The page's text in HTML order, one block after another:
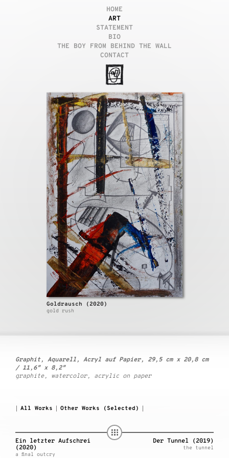
HOME
ART
STATEMENT
BIO
THE BOY FROM BEHIND THE WALL
CONTACT
Goldrausch (2020)
gold rush
Graphit, Aquarell, Acryl auf Papier, 29,5 cm x 20,8 cm
/ 11,6″ x 8,2″
graphite, watercolor, acrylic on paper
All Works Other Works (Selected)
Ein letzter Aufschrei
(2020)
a final outcry
Der Tunnel (2019)
the tunnel